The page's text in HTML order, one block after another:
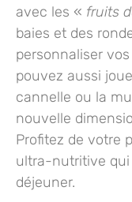
avec les « fruits
baies et des
personnaliser
pouvez aussi
cannelle ou la
nouvelle
Profitez de votre
ultra-nutritive qui
déjeuner.